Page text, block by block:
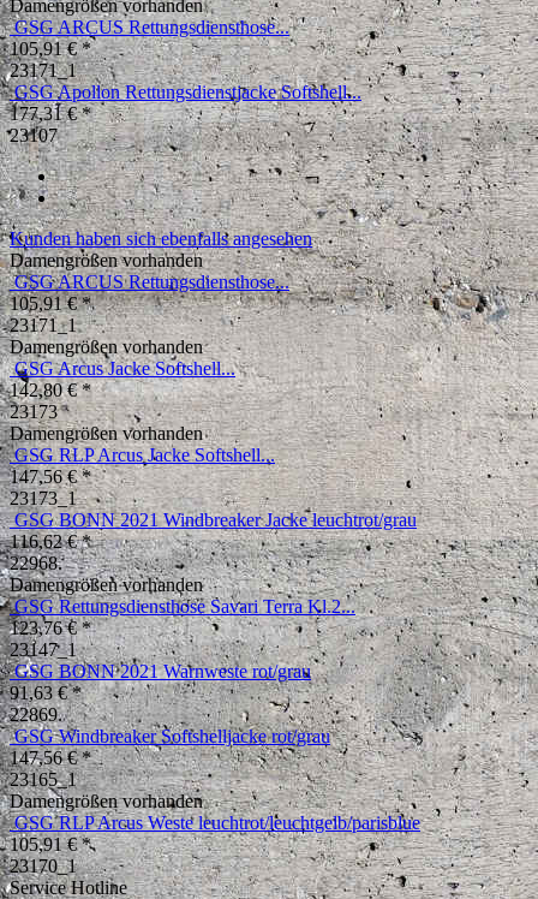
Damengrößen vorhanden
GSG ARCUS Rettungsdiensthose...
105,91 € *
23171_1
GSG Apollon Rettungsdienstjacke Softshell...
177,31 € *
23107
Kunden haben sich ebenfalls angesehen
Damengrößen vorhanden
GSG ARCUS Rettungsdiensthose...
105,91 € *
23171_1
Damengrößen vorhanden
GSG Arcus Jacke Softshell...
142,80 € *
23173
Damengrößen vorhanden
GSG RLP Arcus Jacke Softshell...
147,56 € *
23173_1
GSG BONN 2021 Windbreaker Jacke leuchtrot/grau
116,62 € *
22968.
Damengrößen vorhanden
GSG Rettungsdiensthose Savari Terra Kl.2...
123,76 € *
23147_1
GSG BONN 2021 Warnweste rot/grau
91,63 € *
22869.
GSG Windbreaker Softshelljacke rot/grau
147,56 € *
23165_1
Damengrößen vorhanden
GSG RLP Arcus Weste leuchtrot/leuchtgelb/parisblue
105,91 € *
23170_1
Service Hotline